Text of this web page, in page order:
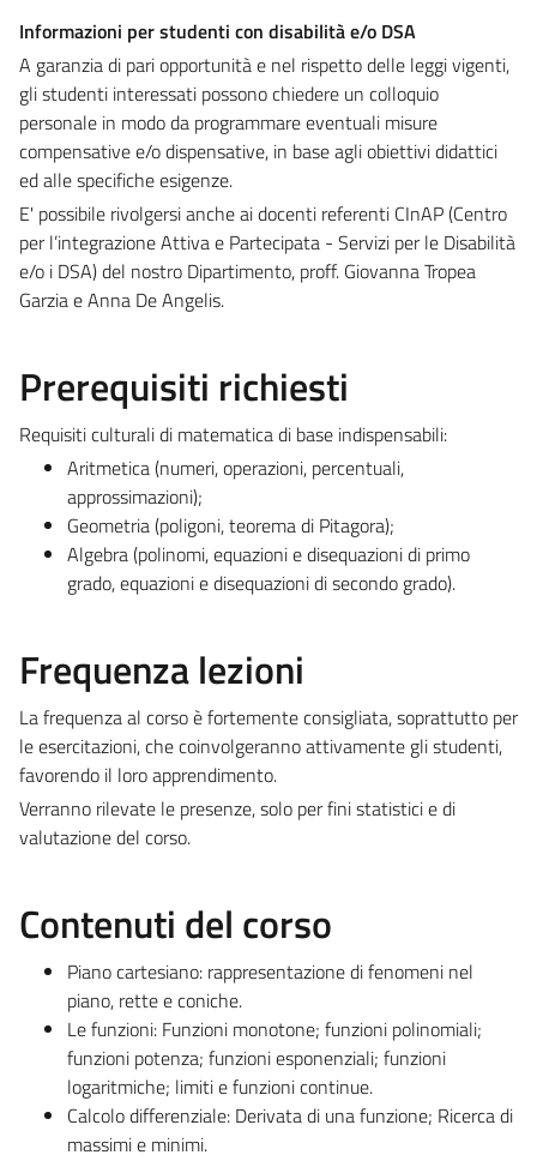
Informazioni per studenti con disabilità e/o DSA
A garanzia di pari opportunità e nel rispetto delle leggi vigenti,
gli studenti interessati possono chiedere un colloquio
personale in modo da programmare eventuali misure
compensative e/o dispensative, in base agli obiettivi didattici
ed alle specifiche esigenze.
E' possibile rivolgersi anche ai docenti referenti CInAP (Centro
per l’integrazione Attiva e Partecipata - Servizi per le Disabilità
e/o i DSA) del nostro Dipartimento, proff. Giovanna Tropea
Garzia e Anna De Angelis.
Prerequisiti richiesti
Requisiti culturali di matematica di base indispensabili:
Aritmetica (numeri, operazioni, percentuali,
approssimazioni);
Geometria (poligoni, teorema di Pitagora);
Algebra (polinomi, equazioni e disequazioni di primo
grado, equazioni e disequazioni di secondo grado).
Frequenza lezioni
La frequenza al corso è fortemente consigliata, soprattutto per
le esercitazioni, che coinvolgeranno attivamente gli studenti,
favorendo il loro apprendimento.
Verranno rilevate le presenze, solo per fini statistici e di
valutazione del corso.
Contenuti del corso
Piano cartesiano: rappresentazione di fenomeni nel
piano, rette e coniche.
Le funzioni: Funzioni monotone; funzioni polinomiali;
funzioni potenza; funzioni esponenziali; funzioni
logaritmiche; limiti e funzioni continue.
Calcolo differenziale: Derivata di una funzione; Ricerca di
massimi e minimi.